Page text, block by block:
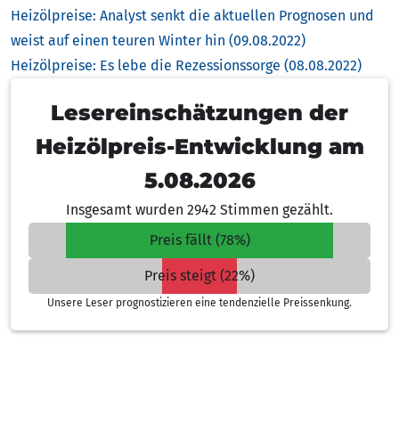
Heizölpreise: Analyst senkt die aktuellen Prognosen und
weist auf einen teuren Winter hin (09.08.2022)
Heizölpreise: Es lebe die Rezessionssorge (08.08.2022)
Lesereinschätzungen der
Heizölpreis-Entwicklung am
5.08.2026
Insgesamt wurden 2942 Stimmen gezählt.
Preis fällt (78%)
Preis steigt (22%)
Unsere Leser prognostizieren eine tendenzielle Preissenkung.